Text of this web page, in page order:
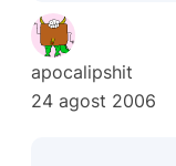
apocalipshit
24 agost 2006